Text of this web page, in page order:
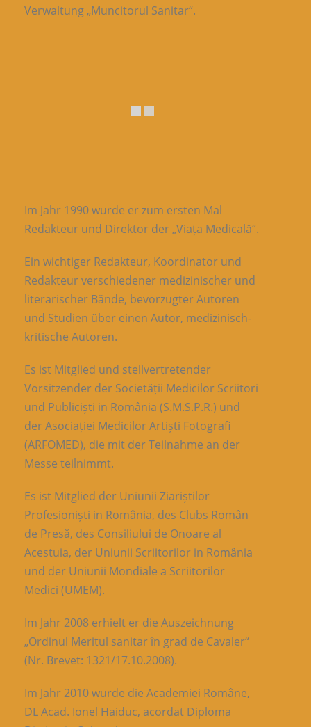
Verwaltung „Muncitorul Sanitar“.
Im Jahr 1990 wurde er zum ersten Mal
Redakteur und Direktor der „Viața Medicală“.
Ein wichtiger Redakteur, Koordinator und
Redakteur verschiedener medizinischer und
literarischer Bände, bevorzugter Autoren
und Studien über einen Autor, medizinisch-
kritische Autoren.
Es ist Mitglied und stellvertretender
Vorsitzender der Societății Medicilor Scriitori
und Publiciști in România (S.M.S.P.R.) und
der Asociației Medicilor Artiști Fotografi
(ARFOMED), die mit der Teilnahme an der
Messe teilnimmt.
Es ist Mitglied der Uniunii Ziariștilor
Profesioniști in România, des Clubs Român
de Presă, des Consiliului de Onoare al
Acestuia, der Uniunii Scriitorilor in România
und der Uniunii Mondiale a Scriitorilor
Medici (UMEM).
Im Jahr 2008 erhielt er die Auszeichnung
„Ordinul Meritul sanitar în grad de Cavaler“
(Nr. Brevet: 1321/17.10.2008).
Im Jahr 2010 wurde die Academiei Române,
DL Acad. Ionel Haiduc, acordat Diploma